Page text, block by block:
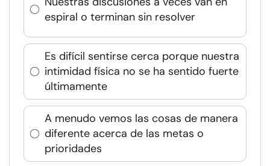
espiral o terminan sin resolver
Es difícil sentirse cerca porque nuestra
intimidad física no se ha sentido fuerte
últimamente
A menudo vemos las cosas de manera
diferente acerca de las metas o
prioridades